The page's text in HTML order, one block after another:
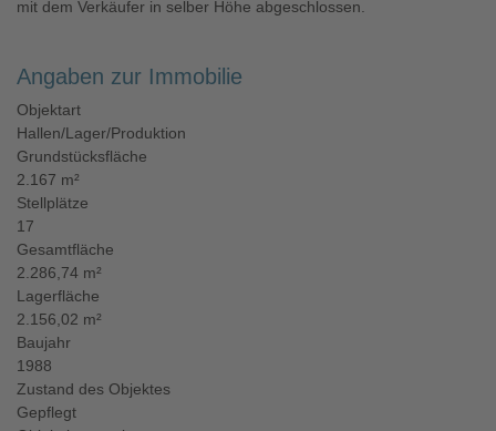
mit dem Verkäufer in selber Höhe abgeschlossen.
Angaben zur Immobilie
Objektart
Hallen/Lager/Produktion
Grundstücksfläche
2.167 m²
Stellplätze
17
Gesamtfläche
2.286,74 m²
Lagerfläche
2.156,02 m²
Baujahr
1988
Zustand des Objektes
Gepflegt